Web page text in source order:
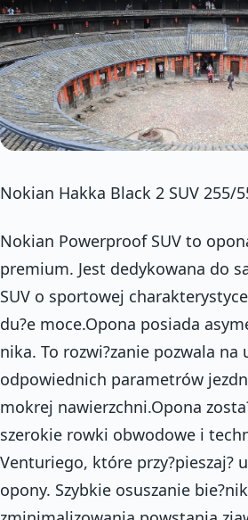
Nokian Hakka Black 2 SUV 255/
Nokian Powerproof SUV to
premium. Jest dedykowana do
SUV o sportowej
du?e moce.Opona posiada
nika. To rozwi?zanie pozwala na
odpowiednich parametrów
mokrej nawierzchni.Opona
szerokie rowki obwodowe i
Venturiego, które przy?pieszaj?
opony. Szybkie osuszanie